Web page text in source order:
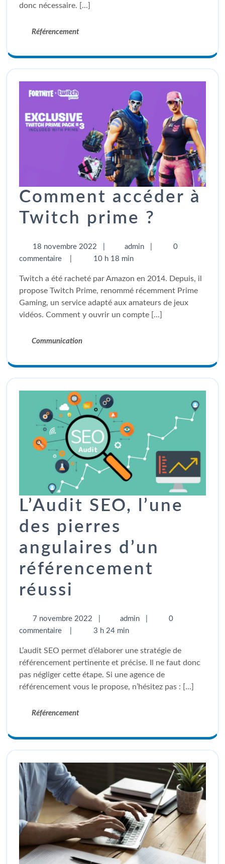
donc nécessaire. [...]
Référencement
Comment accéder à
Twitch prime ?
18 novembre 2022 admin
0
commentaire
10 h 18 min
Twitch a été racheté par Amazon en 2014. Depuis, il
propose Twitch Prime, renommé récemment Prime
Gaming, un service adapté aux amateurs de jeux
vidéos. Comment y ouvrir un compte [...]
Communication
L’Audit SEO, l’une
des pierres
angulaires d’un
référencement
réussi
7 novembre 2022 admin
0
commentaire
3 h 24 min
L’audit SEO permet d’élaborer une stratégie de
référencement pertinente et précise. Il ne faut donc
pas négliger cette étape. Si une agence de
référencement vous le propose, n’hésitez pas : [...]
Référencement